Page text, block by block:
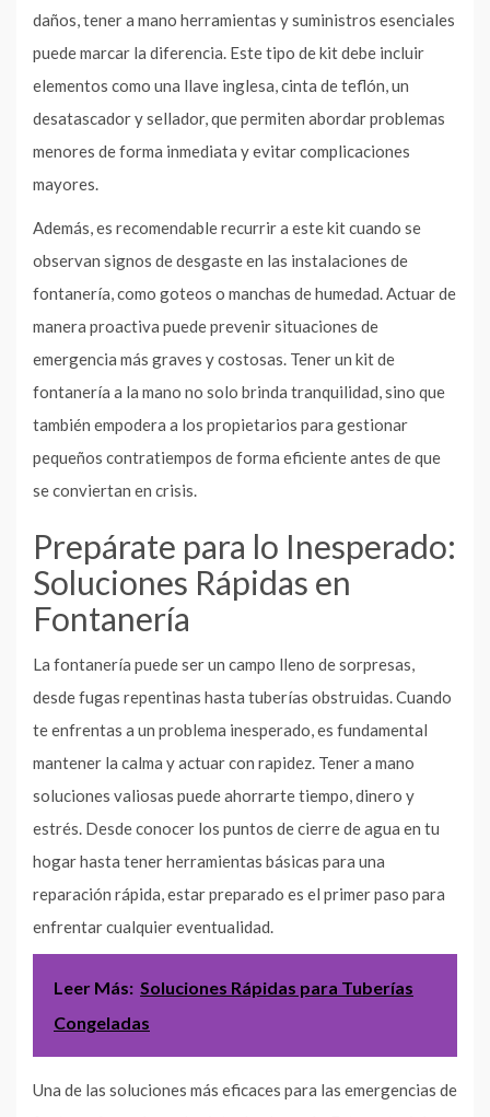
daños, tener a mano herramientas y suministros esenciales
puede marcar la diferencia. Este tipo de kit debe incluir
elementos como una llave inglesa, cinta de teflón, un
desatascador y sellador, que permiten abordar problemas
menores de forma inmediata y evitar complicaciones
mayores.
Además, es recomendable recurrir a este kit cuando se
observan signos de desgaste en las instalaciones de
fontanería, como goteos o manchas de humedad. Actuar de
manera proactiva puede prevenir situaciones de
emergencia más graves y costosas. Tener un kit de
fontanería a la mano no solo brinda tranquilidad, sino que
también empodera a los propietarios para gestionar
pequeños contratiempos de forma eficiente antes de que
se conviertan en crisis.
Prepárate para lo Inesperado:
Soluciones Rápidas en
Fontanería
La fontanería puede ser un campo lleno de sorpresas,
desde fugas repentinas hasta tuberías obstruidas. Cuando
te enfrentas a un problema inesperado, es fundamental
mantener la calma y actuar con rapidez. Tener a mano
soluciones valiosas puede ahorrarte tiempo, dinero y
estrés. Desde conocer los puntos de cierre de agua en tu
hogar hasta tener herramientas básicas para una
reparación rápida, estar preparado es el primer paso para
enfrentar cualquier eventualidad.
Leer Más: Soluciones Rápidas para Tuberías
Congeladas
Una de las soluciones más eficaces para las emergencias de